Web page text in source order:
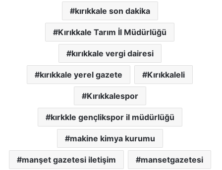
kırıkkale son dakika
Kırıkkale Tarım İl Müdürlüğü
kırıkkale vergi dairesi
kırıkkale yerel gazete Kırıkkaleli
Kırıkkalespor
kırkkle gençlikspor il müdürlüğü
makine kimya kurumu
manşet gazetesi iletişim mansetgazetesi